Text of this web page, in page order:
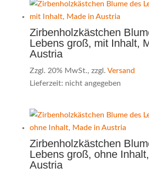
Zirbenholzkästchen
Lebens groß, mit Inhalt,
Austria
Zzgl. 20% MwSt., zzgl. Versand
Lieferzeit: nicht angegeben
Zirbenholzkästchen
Lebens groß, ohne
Austria